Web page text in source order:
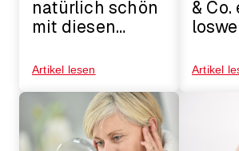
natürlich schön
mit diesen
Kosmetikprodukten!
Artikel lesen
&
Artikel